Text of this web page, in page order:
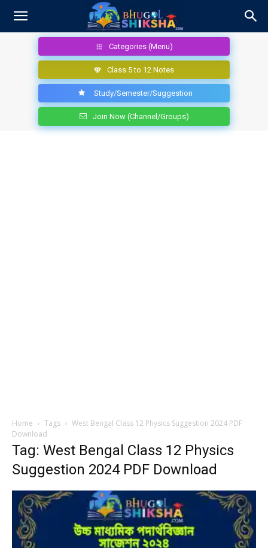
Categories (Menu)
Class 5 to 12 Notes
Study/Semester/Suggestion
Join Now (Channel/Groups)
Home Tags
West Bengal Class 12 Physics Suggestion 2024 PDF
Download
Tag: West Bengal Class 12 Physics
Suggestion 2024 PDF Download